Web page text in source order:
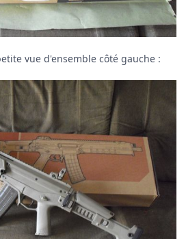
vue d'ensemble côté gauche :